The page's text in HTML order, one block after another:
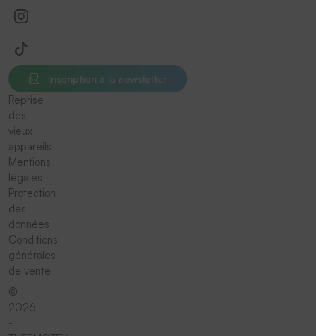
Inscription à la newsletter
Reprise
des
vieux
appareils
Mentions
légales
Protection
des
données
Conditions
générales
de vente
©
2026
-